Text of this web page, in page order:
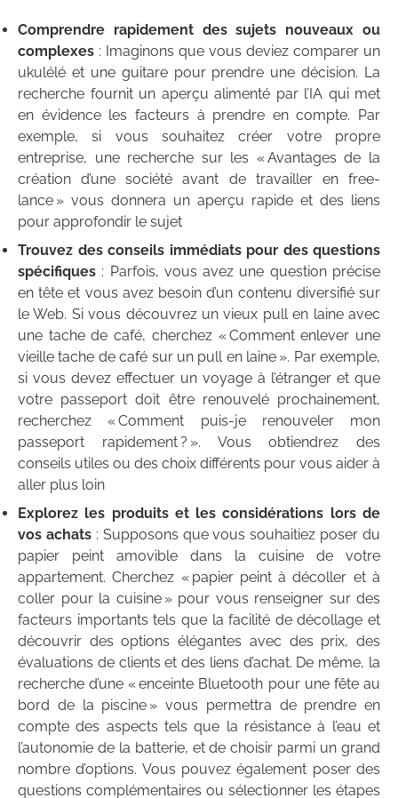
Comprendre rapidement des sujets nouveaux ou
complexes : Imaginons que vous deviez comparer un
ukulélé et une guitare pour prendre une décision. La
recherche fournit un aperçu alimenté par l’IA qui met
en évidence les facteurs à prendre en compte. Par
exemple, si vous souhaitez créer votre propre
entreprise, une recherche sur les « Avantages de la
création d’une société avant de travailler en free-
lance » vous donnera un aperçu rapide et des liens
pour approfondir le sujet
Trouvez des conseils immédiats pour des questions
spécifiques : Parfois, vous avez une question précise
en tête et vous avez besoin d’un contenu diversifié sur
le Web. Si vous découvrez un vieux pull en laine avec
une tache de café, cherchez « Comment enlever une
vieille tache de café sur un pull en laine ». Par exemple,
si vous devez effectuer un voyage à l’étranger et que
votre passeport doit être renouvelé prochainement,
recherchez « Comment puis-je renouveler mon
passeport rapidement ? ». Vous obtiendrez des
conseils utiles ou des choix différents pour vous aider à
aller plus loin
Explorez les produits et les considérations lors de
vos achats: Supposons que vous souhaitiez poser du
papier peint amovible dans la cuisine de votre
appartement. Cherchez « papier peint à décoller et à
coller pour la cuisine » pour vous renseigner sur des
facteurs importants tels que la facilité de décollage et
découvrir des options élégantes avec des prix, des
évaluations de clients et des liens d’achat. De même, la
recherche d’une « enceinte Bluetooth pour une fête au
bord de la piscine » vous permettra de prendre en
compte des aspects tels que la résistance à l’eau et
l’autonomie de la batterie, et de choisir parmi un grand
nombre d’options. Vous pouvez également poser des
questions complémentaires ou sélectionner les étapes